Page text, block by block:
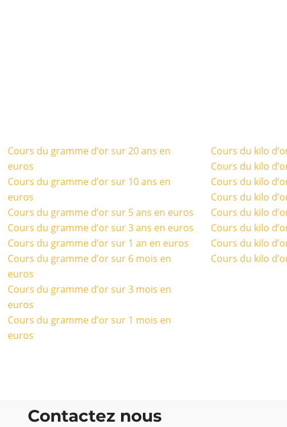
Cours du gramme d’or sur 20 ans en
euros
Cours du gramme d’or sur 10 ans en
euros
Cours du gramme d’or sur 5 ans en euros
Cours du gramme d’or sur 3 ans en euros
Cours du gramme d’or sur 1 an en euros
Cours du gramme d’or sur 6 mois en
euros
Cours du gramme d’or sur 3 mois en
euros
Cours du gramme d’or sur 1 mois en
euros
Cours du kilo
Cours du kilo
Cours du kilo
Cours du kilo
Cours du kilo
Cours du kilo
Cours du kilo
Cours du kilo
Contactez nous